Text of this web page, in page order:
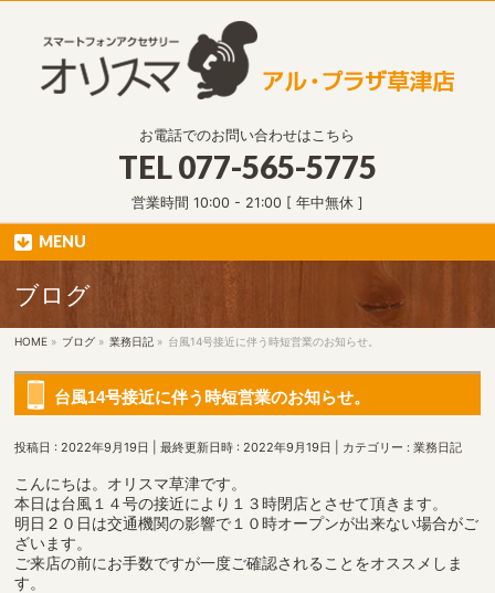
お電話でのお問い合わせはこちら
TEL077-565-5775
営業時間 10:00 - 21:00 [ 年中無休 ]
MENU
ブログ
HOME » ブログ » 業務日記 » 台風14号接近に伴う時短営業のお知らせ。
台風14号接近に伴う時短営業のお知らせ。
投稿日 : 2022年9月19日 最終更新日時 : 2022年9月19日 カテゴリー :業務日記
こんにちは。オリスマ草津です。
本日は台風１４号の接近により１３時閉店とさせて頂きます。
明日２０日は交通機関の影響で１０時オープンが出来ない場合がご
ざいます。
ご来店の前にお手数ですが一度ご確認されることをオススメしま
す。